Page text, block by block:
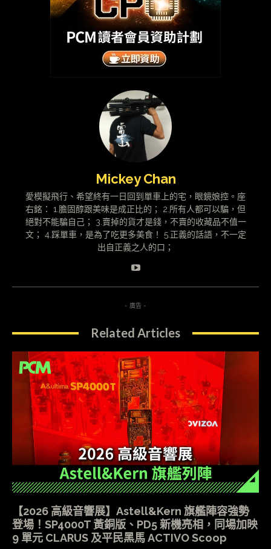
Mickey Chan
愛模擬飛行、希望終有一日回到單車上的宅，眼鏡娘控。座
右銘： 1.膽固醇跟美味是成正比的； 2.所有人都可以騙，但
絕對不能騙自己； 3.賣掉的貨才是錢，不賣的收藏品不值一
文； 4.踩單車，是為了吃更多美食！ 5.正義的話語，不一定
出自正義之人的口；
- 廣告 -
Related Articles
【2026 高級音響展】Astell&Kern 旗艦陣容強勢
登場！SP4000T 黃銅版、PD5 新機亮相，同場加映
9 單元 CLARUS 及平民黑馬 ACTIVO Scoop